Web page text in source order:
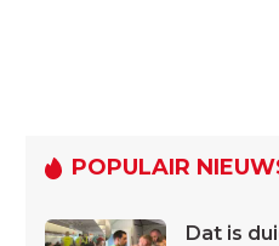
POPULAIR
Dat is